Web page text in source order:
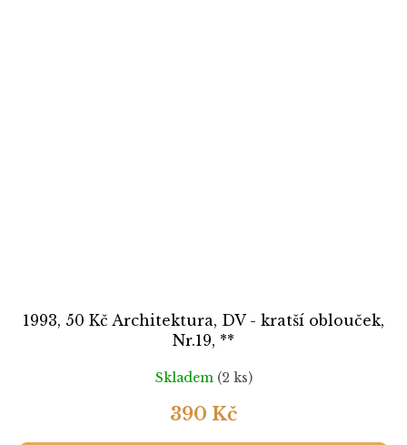
1993, 50 Kč Architektura, DV - kratší oblouček,
Nr.19, **
Skladem (2 ks)
390 Kč